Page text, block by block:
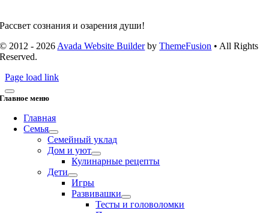
Рассвет сознания и озарения души!
© 2012 - 2026 Avada Website BuilderbyThemeFusion • All Rights
Reserved.
Page load link
Главное меню
Главная
Семья
Семейный уклад
Дом и уют
Кулинарные рецепты
Дети
Игры
Развивашки
Тесты и головоломки